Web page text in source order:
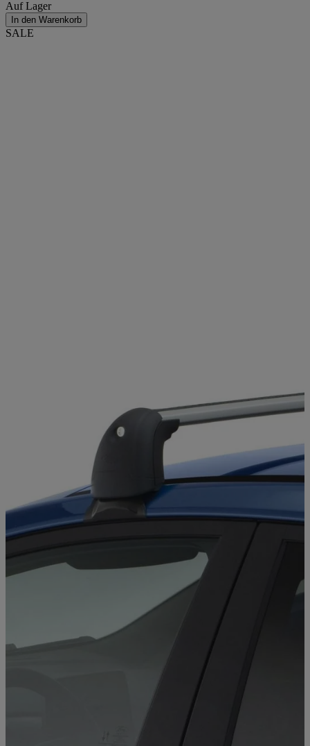
Auf Lager
In den Warenkorb
SALE